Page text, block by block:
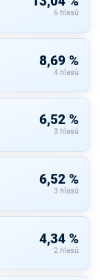
6 hlasů
8,69 %
4 hlasů
6,52 %
3 hlasů
6,52 %
3 hlasů
4,34 %
2 hlasů